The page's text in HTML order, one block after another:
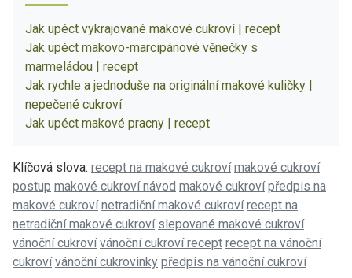
Jak upéct vykrajované makové cukroví | recept
Jak upéct makovo-marcipánové věnečky s
marmeládou | recept
Jak rychle a jednoduše na originální makové kuličky |
nepečené cukroví
Jak upéct makové pracny | recept
Klíčová slova: recept na makové cukroví makové cukroví
postup makové cukroví návod makové cukroví předpis na
makové cukroví netradiční makové cukroví recept na
netradiční makové cukroví slepované makové cukroví
vánoční cukroví vánoční cukroví recept recept na vánoční
cukroví vánoční cukrovinky předpis na vánoční cukroví